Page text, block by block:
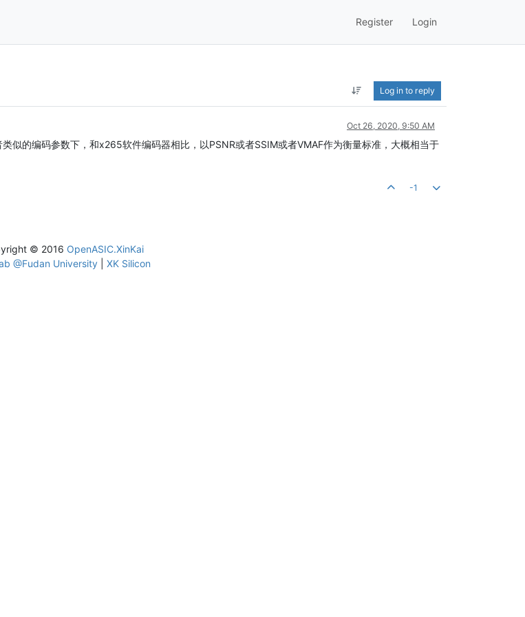
Register Login
Log in to reply
Oct 26, 2020, 9:50 AM
似的编码参数下，和x265软件编码器相比，以PSNR或者SSIM或者VMAF作为衡量标准，大概相当于
-1
© 2016 OpenASIC.XinKai
@Fudan University| XK Silicon